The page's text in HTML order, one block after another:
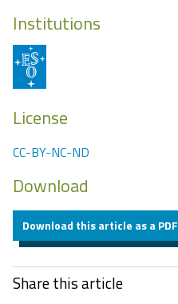
Institutions
License
CC-BY-NC-ND
Download
Download this article as a PDF
Share this article